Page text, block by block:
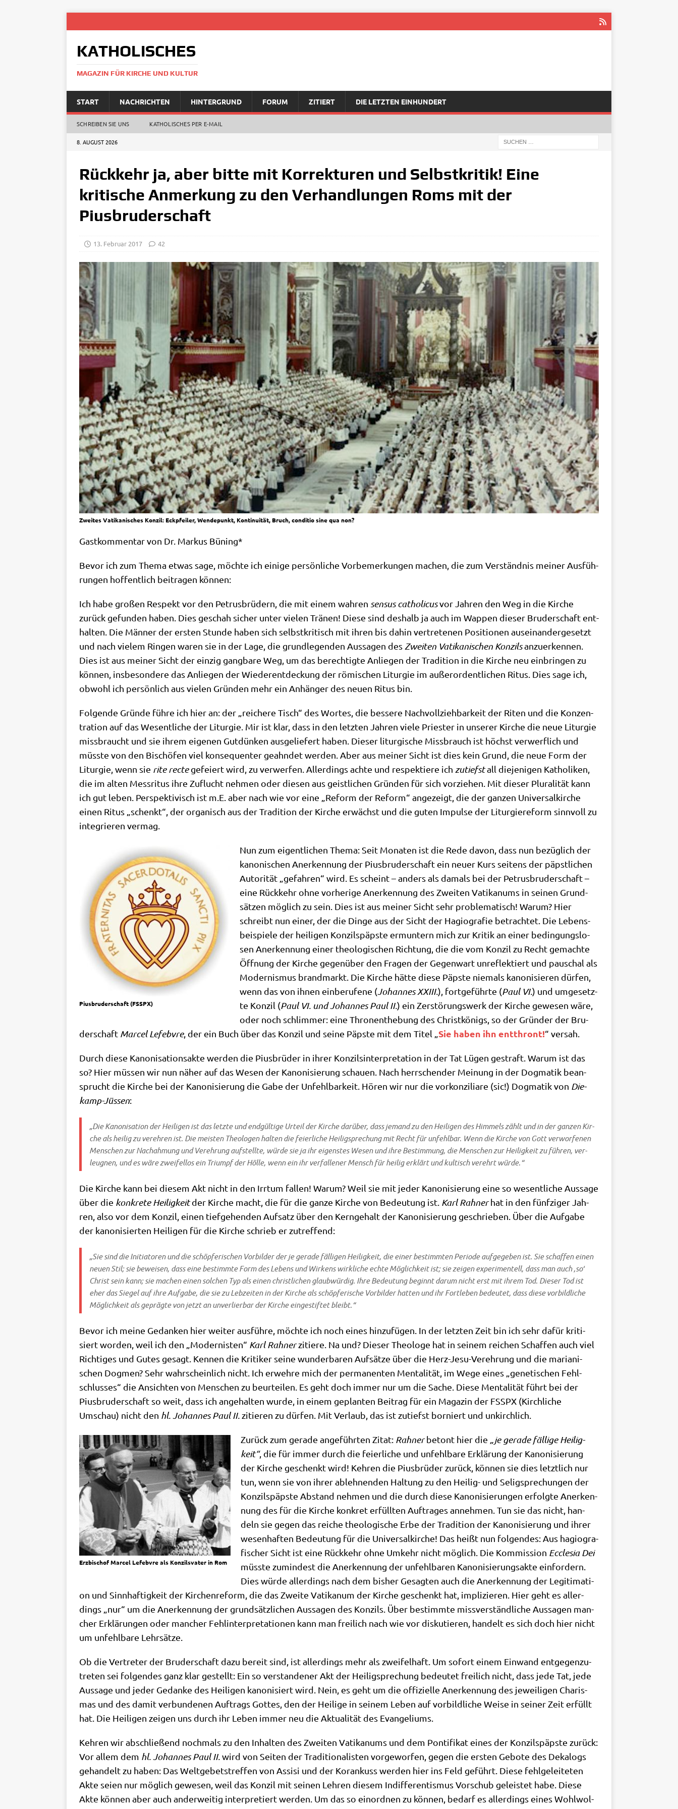
KATHOLISCHES
MAGAZIN FÜR KIRCHE UND KULTUR
START NACHRICHTEN HINTERGRUND FORUM ZITIERT DIE LETZTEN EINHUNDERT
SCHREIBEN SIE UNS KATHOLISCHES PER E‑MAIL
8. AUGUST 2026
Rückkehr ja, aber bitte mit Korrekturen und Selbstkritik! Eine
kritische Anmerkung zu den Verhandlungen Roms mit der
Piusbruderschaft
13. Februar 2017 42
Zweites Vatikanisches Konzil: Eckpfeiler, Wendepunkt, Kontinuität, Bruch, conditio sine qua non?
Gast­kom­men­tar von Dr. Mar­kus Büning*
Bevor ich zum The­ma etwas sage, möch­te ich eini­ge per­sön­li­che Vor­be­mer­kun­gen machen, die zum Ver­ständ­nis mei­ner Aus­füh­
run­gen hof­fent­lich bei­tra­gen können:
Ich habe gro­ßen Respekt vor den Petrus­brü­dern, die mit einem wah­ren sen­sus catho­li­cusvor Jah­ren den Weg in die Kir­che
zurück gefun­den haben. Dies geschah sicher unter vie­len Trä­nen! Die­se sind des­halb ja auch im Wap­pen die­ser Bru­der­schaft ent­
hal­ten. Die Män­ner der ersten Stun­de haben sich selbst­kri­tisch mit ihren bis dahin ver­tre­te­nen Posi­tio­nen aus­ein­an­der­ge­setzt
und nach vie­lem Rin­gen waren sie in der Lage, die grund­le­gen­den Aus­sa­gen desZwei­ten Vati­ka­ni­schen Kon­zilsanzu­er­ken­nen.
Dies ist aus mei­ner Sicht der ein­zig gang­ba­re Weg, um das berech­tig­te Anlie­gen der Tra­di­ti­on in die Kir­che neu ein­brin­gen zu
kön­nen, ins­be­son­de­re das Anlie­gen der Wie­der­ent­deckung der römi­schen Lit­ur­gie im außer­or­dent­li­chen Ritus. Dies sage ich,
obwohl ich per­sön­lich aus vie­len Grün­den mehr ein Anhän­ger des neu­en Ritus bin.
Fol­gen­de Grün­de füh­re ich hier an: der „rei­che­re Tisch“ des Wor­tes, die bes­se­re Nach­voll­zieh­bar­keit der Riten und die Kon­zen­
tra­ti­on auf das Wesent­li­che der Lit­ur­gie. Mir ist klar, dass in den letz­ten Jah­ren vie­le Prie­ster in unse­rer Kir­che die neue Lit­ur­gie
miss­braucht und sie ihrem eige­nen Gut­dün­ken aus­ge­lie­fert haben. Die­ser lit­ur­gi­sche Miss­brauch ist höchst ver­werf­lich und
müss­te von den Bischö­fen viel kon­se­quen­ter geahn­det wer­den. Aber aus mei­ner Sicht ist dies kein Grund, die neue Form der
Lit­ur­gie, wenn sie rite rec­tegefei­ert wird, zu ver­wer­fen. Aller­dings ach­te und respek­tie­re ich zutiefstall die­je­ni­gen Katho­li­ken,
die im alten Mess­ri­tus ihre Zuflucht neh­men oder die­sen aus geist­li­chen Grün­den für sich vor­zie­hen. Mit die­ser Plu­ra­li­tät kann
ich gut leben. Per­spek­ti­visch ist m.E. aber nach wie vor eine „Reform der Reform“ ange­zeigt, die der gan­zen Uni­ver­sal­kir­che
einen Ritus „schenkt“, der orga­nisch aus der Tra­di­ti­on der Kir­che erwächst und die guten Impul­se der Lit­ur­gie­re­form sinn­voll zu
inte­grie­ren vermag.
Pius­bru­der­schaft (FSSPX)
Nun zum eigent­li­chen The­ma: Seit Mona­ten ist die Rede davon, dass nun bezüg­lich der
kano­ni­schen Aner­ken­nung der Pius­bru­der­schaft ein neu­er Kurs sei­tens der päpst­li­chen
Auto­ri­tät „gefah­ren“ wird. Es scheint – anders als damals bei der Petrus­bru­der­schaft –
eine Rück­kehr ohne vor­he­ri­ge Aner­ken­nung des Zwei­ten Vati­ka­nums in sei­nen Grund­
sät­zen mög­lich zu sein. Dies ist aus mei­ner Sicht sehr pro­ble­ma­tisch! War­um? Hier
schreibt nun einer, der die Din­ge aus der Sicht der Hagio­gra­fie betrach­tet. Die Lebens­
bei­spie­le der hei­li­gen Kon­zil­s­päp­ste ermun­tern mich zur Kri­tik an einer bedin­gungs­lo­
sen Aner­ken­nung einer theo­lo­gi­schen Rich­tung, die die vom Kon­zil zu Recht gemach­te
Öff­nung der Kir­che gegen­über den Fra­gen der Gegen­wart unre­flek­tiert und pau­schal als
Moder­nis­mus brand­markt. Die Kir­che hät­te die­se Päp­ste nie­mals kano­ni­sie­ren dür­fen,
wenn das von ihnen ein­be­ru­fe­ne (Johan­nes XXIII.), fort­ge­führ­te (Paul VI.) und umge­setz­
te Kon­zil (Paul VI. und Johan­nes Paul II.) ein Zer­stö­rungs­werk der Kir­che gewe­sen wäre,
oder noch schlim­mer: eine Thro­n­ent­he­bung des Christ­kö­nigs, so der Grün­der der Bru­
der­schaft Mar­cel Lefeb­v­re, der ein Buch über das Kon­zil und sei­ne Päp­ste mit dem Titel „Sie haben ihn ent­thront!“ ver­sah.
Durch die­se Kano­ni­sa­ti­ons­ak­te wer­den die Pius­brü­der in ihrer Kon­zil­s­in­ter­pre­ta­ti­on in der Tat Lügen gestraft. War­um ist das
so? Hier müs­sen wir nun näher auf das Wesen der Kano­ni­sie­rung schau­en. Nach herr­schen­der Mei­nung in der Dog­ma­tik bean­
sprucht die Kir­che bei der Kano­ni­sie­rung die Gabe der Unfehl­bar­keit. Hören wir nur die vor­kon­zi­lia­re (sic!) Dog­ma­tik von Die­
kamp-Jüs­sen:
„Die Kano­ni­sa­ti­on der Hei­li­gen ist das letz­te und end­gül­ti­ge Urteil der Kir­che dar­über, dass jemand zu den Hei­li­gen des Him­mels zählt und in der gan­zen Kir­
che als hei­lig zu ver­eh­ren ist. Die mei­sten Theo­lo­gen hal­ten die fei­er­li­che Hei­lig­spre­chung mit Recht für unfehl­bar. Wenn die Kir­che von Gott ver­wor­fe­nen
Men­schen zur Nach­ah­mung und Ver­eh­rung auf­stell­te, wür­de sie ja ihr eigen­stes Wesen und ihre Bestim­mung, die Men­schen zur Hei­lig­keit zu füh­ren, ver­
leug­nen, und es wäre zwei­fel­los ein Tri­umpf der Höl­le, wenn ein ihr ver­fal­le­ner Mensch für hei­lig erklärt und kul­tisch ver­ehrt würde.“
Die Kir­che kann bei die­sem Akt nicht in den Irr­tum fal­len! War­um? Weil sie mit jeder Kano­ni­sie­rung eine so wesent­li­che Aus­sa­ge
über die kon­kre­te Hei­lig­keitder Kir­che macht, die für die gan­ze Kir­che von Bedeu­tung ist. Karl Rah­nerhat in den fünf­zi­ger Jah­
ren, also vor dem Kon­zil, einen tief­ge­hen­den Auf­satz über den Kern­ge­halt der Kano­ni­sie­rung geschrie­ben. Über die Auf­ga­be
der kano­ni­sier­ten Hei­li­gen für die Kir­che schrieb er zutreffend:
„Sie sind die Initia­to­ren und die schöp­fe­ri­schen Vor­bil­der der je gera­de fäl­li­gen Hei­lig­keit, die einer bestimm­ten Peri­ode auf­ge­ge­ben ist. Sie schaf­fen einen
neu­en Stil; sie bewei­sen, dass eine bestimm­te Form des Lebens und Wir­kens wirk­li­che ech­te Mög­lich­keit ist; sie zei­gen expe­ri­men­tell, dass man auch ‚so‘
Christ sein kann; sie machen einen sol­chen Typ als einen christ­li­chen glaub­wür­dig. Ihre Bedeu­tung beginnt dar­um nicht erst mit ihrem Tod. Die­ser Tod ist
eher das Sie­gel auf ihre Auf­ga­be, die sie zu Leb­zei­ten in der Kir­che als schöp­fe­ri­sche Vor­bil­der hat­ten und ihr Fort­le­ben bedeu­tet, dass die­se vor­bild­li­che
Mög­lich­keit als gepräg­te von jetzt an unver­lier­bar der Kir­che ein­ge­stif­tet bleibt.“
Bevor ich mei­ne Gedan­ken hier wei­ter aus­füh­re, möch­te ich noch eines hin­zu­fü­gen. In der letz­ten Zeit bin ich sehr dafür kri­ti­
siert wor­den, weil ich den „Moder­ni­sten“ Karl Rah­nerzitie­re. Na und? Die­ser Theo­lo­ge hat in sei­nem rei­chen Schaf­fen auch viel
Rich­ti­ges und Gutes gesagt. Ken­nen die Kri­ti­ker sei­ne wun­der­ba­ren Auf­sät­ze über die Herz-Jesu-Ver­eh­rung und die maria­ni­
schen Dog­men? Sehr wahr­schein­lich nicht. Ich erweh­re mich der per­ma­nen­ten Men­ta­li­tät, im Wege eines „gene­ti­schen Fehl­
schlus­ses“ die Ansich­ten von Men­schen zu beur­tei­len. Es geht doch immer nur um die Sache. Die­se Men­ta­li­tät führt bei der
Pius­bru­der­schaft so weit, dass ich ange­hal­ten wur­de, in einem geplan­ten Bei­trag für ein Maga­zin der FSSPX (Kirch­li­che
Umschau) nicht den hl.Johan­nes Paul II.zitie­ren zu dür­fen. Mit Ver­laub, das ist zutiefst bor­niert und unkirchlich.
Erz­bi­schof Mar­cel Lefeb­v­re als Kon­zils­va­ter in Rom
Zurück zum gera­de ange­führ­ten Zitat: Rah­nerbetont hier die „je gera­de fäl­li­ge Hei­lig­
keit“, die für immer durch die fei­er­li­che und unfehl­ba­re Erklä­rung der Kano­ni­sie­rung
der Kir­che geschenkt wird! Keh­ren die Pius­brü­der zurück, kön­nen sie dies letzt­lich nur
tun, wenn sie von ihrer ableh­nen­den Hal­tung zu den Hei­lig- und Selig­spre­chun­gen der
Kon­zil­s­päp­ste Abstand neh­men und die durch die­se Kano­ni­sie­run­gen erfolg­te Aner­ken­
nung des für die Kir­che kon­kret erfüll­ten Auf­tra­ges anneh­men. Tun sie das nicht, han­
deln sie gegen das rei­che theo­lo­gi­sche Erbe der Tra­di­ti­on der Kano­ni­sie­rung und ihrer
wesen­haf­ten Bedeu­tung für die Uni­ver­sal­kir­che! Das heißt nun fol­gen­des: Aus hagio­gra­
fi­scher Sicht ist eine Rück­kehr ohne Umkehr nicht mög­lich. Die Kom­mis­si­on Eccle­sia Dei
müss­te zumin­dest die Aner­ken­nung der unfehl­ba­ren Kano­ni­sie­rungs­ak­te ein­for­dern.
Dies wür­de aller­dings nach dem bis­her Gesag­ten auch die Aner­ken­nung der Legi­ti­ma­ti­
on und Sinn­haf­tig­keit der Kir­chen­re­form, die das Zwei­te Vati­ka­num der Kir­che geschenkt hat, impli­zie­ren. Hier geht es aller­
dings „nur“ um die Aner­ken­nung der grund­sätz­li­chen Aus­sa­gen des Kon­zils. Über bestimm­te miss­ver­ständ­li­che Aus­sa­gen man­
cher Erklä­run­gen oder man­cher Fehl­in­ter­pre­ta­tio­nen kann man frei­lich nach wie vor dis­ku­tie­ren, han­delt es sich doch hier nicht
um unfehl­ba­re Lehrsätze.
Ob die Ver­tre­ter der Bru­der­schaft dazu bereit sind, ist aller­dings mehr als zwei­fel­haft. Um sofort einem Ein­wand ent­ge­gen­zu­
tre­ten sei fol­gen­des ganz klar gestellt: Ein so ver­stan­de­ner Akt der Hei­lig­spre­chung bedeu­tet frei­lich nicht, dass jede Tat, jede
Aus­sa­ge und jeder Gedan­ke des Hei­li­gen kano­ni­siert wird. Nein, es geht um die offi­zi­el­le Aner­ken­nung des jewei­li­gen Cha­ris­
mas und des damit ver­bun­de­nen Auf­trags Got­tes, den der Hei­li­ge in sei­nem Leben auf vor­bild­li­che Wei­se in sei­ner Zeit erfüllt
hat. Die Hei­li­gen zei­gen uns durch ihr Leben immer neu die Aktua­li­tät des Evangeliums.
Keh­ren wir abschlie­ßend noch­mals zu den Inhal­ten des Zwei­ten Vati­ka­nums und dem Pon­ti­fi­kat eines der Kon­zil­s­päp­ste zurück:
Vor allem dem hl. Johan­nes Paul II.wird von Sei­ten der Tra­di­tio­na­li­sten vor­ge­wor­fen, gegen die ersten Gebo­te des Deka­logs
gehan­delt zu haben: Das Welt­ge­bets­tref­fen von Assi­si und der Korankuss wer­den hier ins Feld geführt. Die­se fehl­ge­lei­te­ten
Akte sei­en nur mög­lich gewe­sen, weil das Kon­zil mit sei­nen Leh­ren die­sem Indif­fe­ren­tis­mus Vor­schub gelei­stet habe. Die­se
Akte kön­nen aber auch ander­wei­tig inter­pre­tiert wer­den. Um das so ein­ord­nen zu kön­nen, bedarf es aller­dings eines Wohl­wol­